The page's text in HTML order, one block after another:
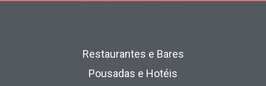
Restaurantes e Bares
Pousadas e Hotéis